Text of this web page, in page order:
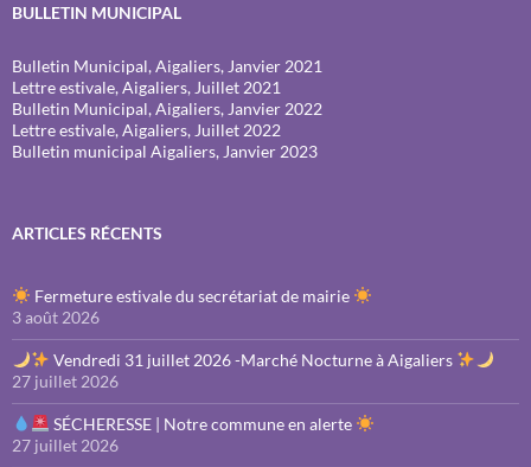
BULLETIN MUNICIPAL
Bulletin Municipal, Aigaliers, Janvier 2021
Lettre estivale, Aigaliers, Juillet 2021
Bulletin Municipal, Aigaliers, Janvier 2022
Lettre estivale, Aigaliers, Juillet 2022
Bulletin municipal Aigaliers, Janvier 2023
ARTICLES RÉCENTS
Fermeture estivale du secrétariat de mairie
3 août 2026
Vendredi 31 juillet 2026 -Marché Nocturne à Aigaliers
27 juillet 2026
SÉCHERESSE | Notre commune en alerte
27 juillet 2026